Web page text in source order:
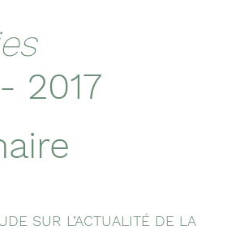
2017
SUR L’ACTUALITÉ DE LA